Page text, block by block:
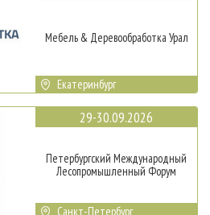
Мебель & Деревообработка Урал
Екатеринбург
29-30.09.2026
Петербургский Международный
Лесопромышленный Форум
Санкт-Петербург